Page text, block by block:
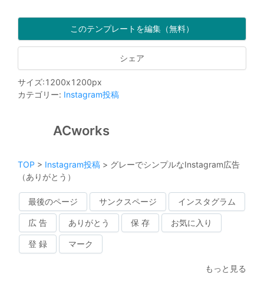
このテンプレートを編集（無料）
シェア
サイズ:1200x1200px
カテゴリー: Instagram投稿
ACworks
TOP > Instagram投稿 > グレーでシンプルなInstagram広告
（ありがとう）
最後のページ サンクスページ インスタグラム
広 告 ありがとう 保 存 お気に入り
登 録 マーク
もっと見る